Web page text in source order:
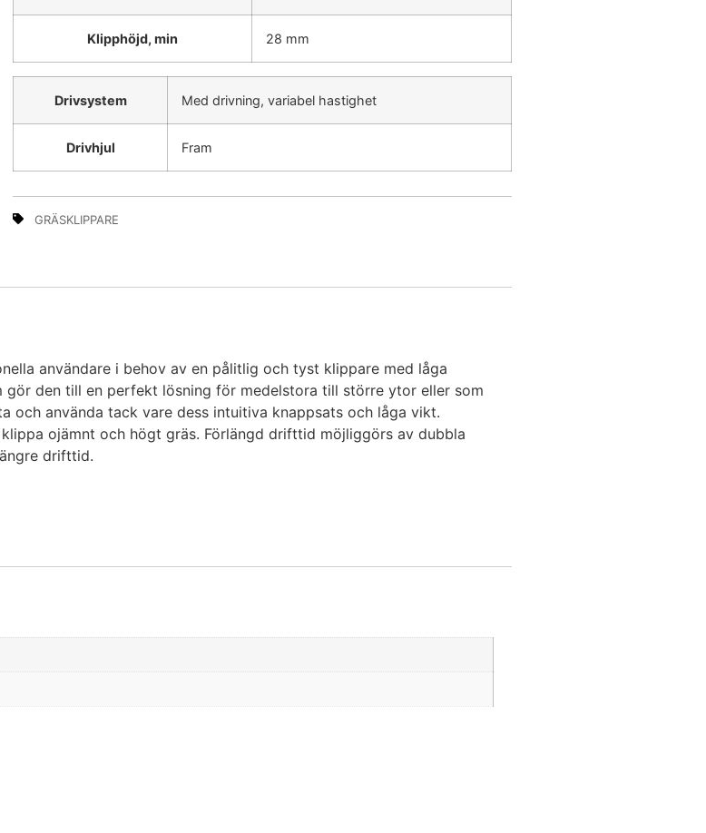
Klipphöjd, min 28 mm
Drivsystem Med drivning, variabel hastighet
Drivhjul Fram
GRÄSKLIPPARE
användare i behov av en pålitlig och tyst klippare med låga
den till en perfekt lösning för medelstora till större ytor eller som
använda tack vare dess intuitiva knappsats och låga vikt.
ojämnt och högt gräs. Förlängd drifttid möjliggörs av dubbla
drifttid.